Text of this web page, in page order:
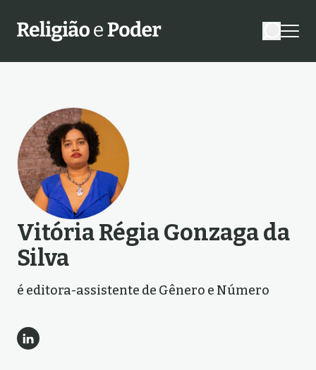
Vitória Régia Gonzaga da
Silva
é editora-assistente de Gênero e Número